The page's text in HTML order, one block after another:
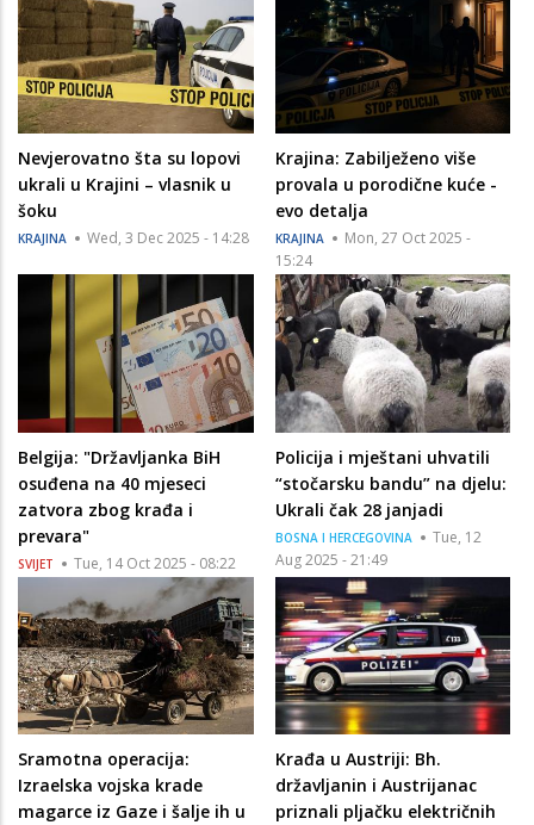
Nevjerovatno šta su lopovi
ukrali u Krajini – vlasnik u
šoku
KRAJINA Wed, 3 Dec 2025 - 14:28
Krajina: Zabilježeno više
provala u porodične kuće -
evo detalja
KRAJINA
Mon, 27 Oct 2025 -
15:24
Belgija: "Državljanka BiH
osuđena na 40 mjeseci
zatvora zbog krađa i
prevara"
SVIJET Tue, 14 Oct 2025 - 08:22
Policija i mještani uhvatili
“stočarsku bandu” na djelu:
Ukrali čak 28 janjadi
BOSNA I HERCEGOVINA
Tue, 12
Aug 2025 - 21:49
Sramotna operacija:
Izraelska vojska krade
magarce iz Gaze i šalje ih u
Krađa u Austriji: Bh.
državljanin i Austrijanac
priznali pljačku električnih